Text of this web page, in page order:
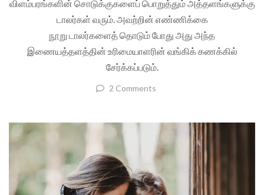
விளம்பரங்களின் சொடுக்குகளைப் பொறுத்தும் அத்தளங்களுக்கு
டாலர்கள் வரும். அவற்றின் எண்ணிக்கை
நூறு டாலர்களைத் தொடும் போது அது அந்த
இணையத்தளத்தின் உரிமையாளரின் வங்கிக் கணக்கில்
சேர்க்கப்படும்.
2 Comments